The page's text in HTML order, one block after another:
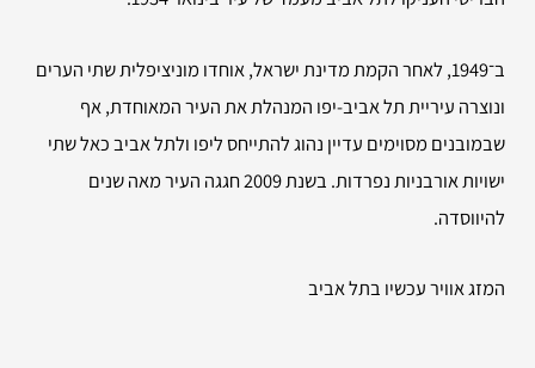
ב־1949, לאחר הקמת מדינת ישראל, אוחדו מוניציפלית שתי הערים
ונוצרה עיריית תל אביב-יפו המנהלת את העיר המאוחדת, אף
שבמובנים מסוימים עדיין נהוג להתייחס ליפו ולתל אביב כאל שתי
ישויות אורבניות נפרדות. בשנת 2009 חגגה העיר מאה שנים
להיווסדה.
המזג אוויר עכשיו בתל אביב